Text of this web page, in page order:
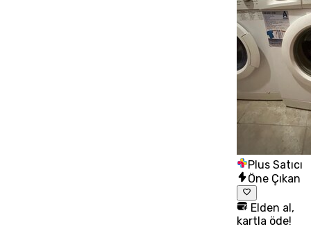
Plus Satıcı
Öne Çıkan
Elden al,
kartla öde!